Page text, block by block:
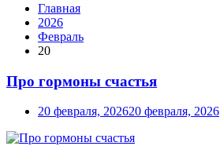
Главная
2026
Февраль
20
Про гормоны счастья
20 февраля, 202620 февраля, 2026